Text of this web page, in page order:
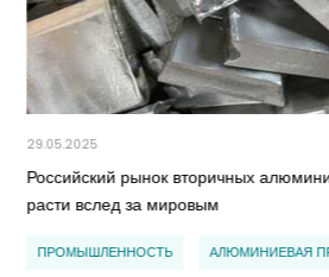
29.05.2025
Российский рынок вторичных
расти вслед за мировым
ПРОМЫШЛЕННОСТЬ АЛЮМИНИЕВАЯ